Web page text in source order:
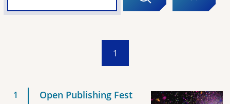
1
Open Publishing Fest